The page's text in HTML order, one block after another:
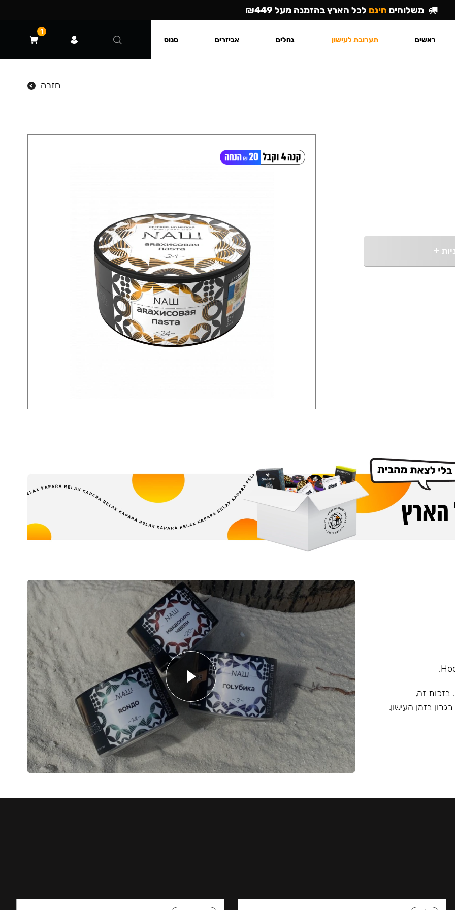
חזרה
+
זה,
בזמן העישון.
משלוחים חינם לכל הארץ בהזמנה מעל ₪449
ראשים תערובת לעישון גחלים אביזרים סנוס
1